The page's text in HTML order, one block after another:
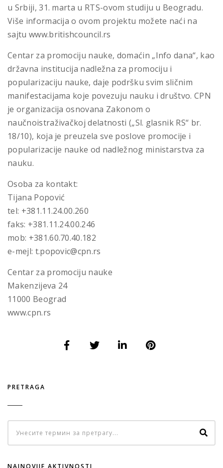
u Srbiji, 31. marta u RTS-ovom studiju u Beogradu.
Više informacija o ovom projektu možete naći na
sajtu www.britishcouncil.rs
Centar za promociju nauke, domaćin „Info dana“, kao
državna institucija nadležna za promociju i
popularizaciju nauke, daje podršku svim sličnim
manifestacijama koje povezuju nauku i društvo. CPN
je organizacija osnovana Zakonom o
naučnoistraživačkoj delatnosti („Sl. glasnik RS“ br.
18/10), koja je preuzela sve poslove promocije i
popularizacije nauke od nadležnog ministarstva za
nauku.
Osoba za kontakt:
Tijana Popović
tel: +381.11.24.00.260
faks: +381.11.24.00.246
mob: +381.60.70.40.182
e-mejl: t.popovic@cpn.rs
Centar za promociju nauke
Makenzijeva 24
11000 Beograd
www.cpn.rs
PRETRAGA
NAJNOVIJE AKTIVNOSTI